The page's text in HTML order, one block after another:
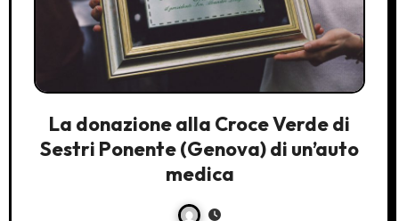
La donazione alla Croce Verde di
Sestri Ponente (Genova) di un’auto
medica